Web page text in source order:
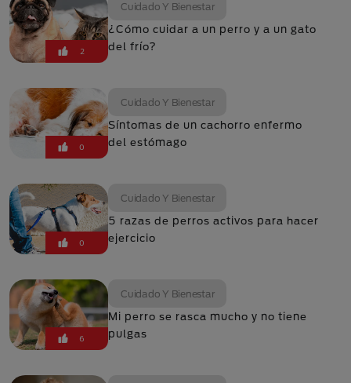
2
Cuidado Y Bienestar
¿Cómo cuidar a un perro y a un gato
del frío?
0
Cuidado Y Bienestar
Síntomas de un cachorro enfermo
del estómago
0
Cuidado Y Bienestar
5 razas de perros activos para hacer
ejercicio
6
Cuidado Y Bienestar
Mi perro se rasca mucho y no tiene
pulgas